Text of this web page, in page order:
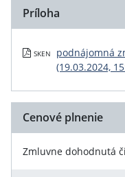
Príloha
SKEN
podnájomná
(19.03.2024,
Cenové plnenie
Zmluvne dohodnutá